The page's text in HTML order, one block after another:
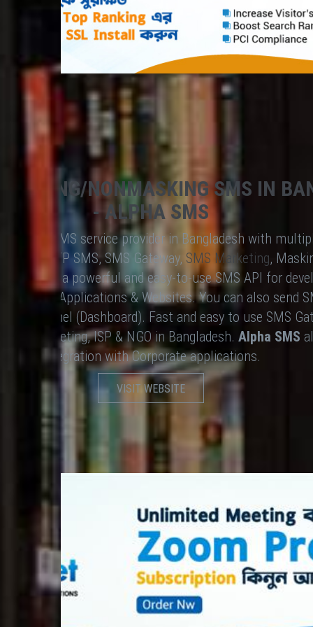
NONMASKING SMS IN
- ALPHA SMS
SMS service provider in Bangladesh with
API, OTP SMS, SMS Gateway, SMS Marketing,
provides a powerful and easy-to-use SMS API for
Applications & Websites. You can also send
Web Panel (Dashboard). Fast and easy to use SMS
marketing, ISP & NGO in Bangladesh. Alpha SMS
Integration with Corporate applications.
VISIT WEBSITE